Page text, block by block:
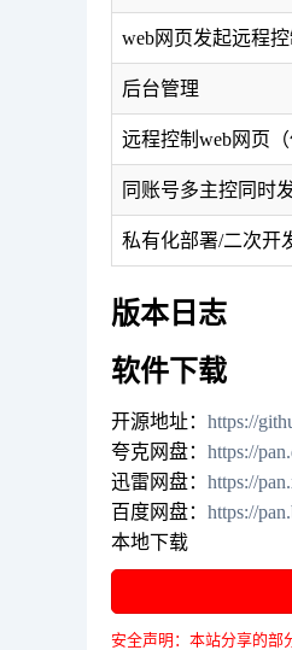
web网页发起远程控
后台管理
远程控制web网页（
同账号多主控同时
私有化部署/二次开
版本日志
软件下载
开源地址： https://
夸克网盘： https://
迅雷网盘： https://
百度网盘： https://
本地下载
安全声明：本站分享的部